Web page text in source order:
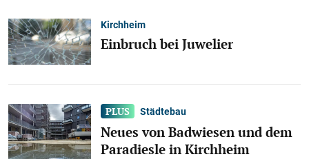
Kirchheim
Einbruch bei Juwelier
Städtebau
Neues von Badwiesen und dem
Paradiesle in Kirchheim